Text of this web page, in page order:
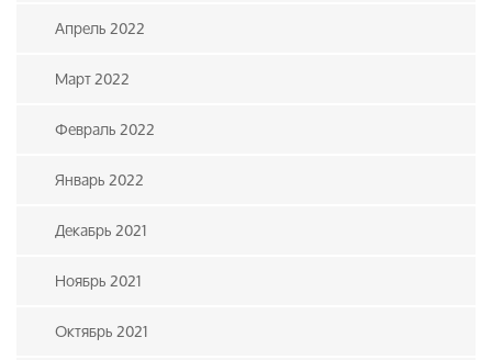
Апрель 2022
Март 2022
Февраль 2022
Январь 2022
Декабрь 2021
Ноябрь 2021
Октябрь 2021